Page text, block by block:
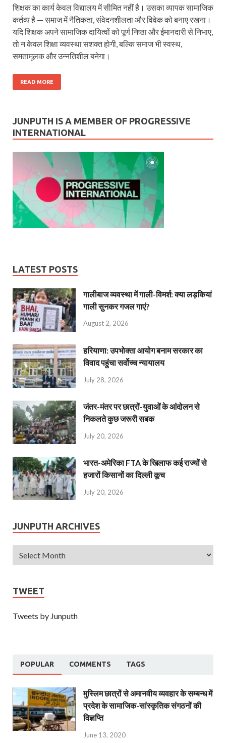
शिक्षक का कार्य केवल विद्यालय में सीमित नहीं है। उसका व्यापक सामाजिक
कर्तव्य है — समाज में नैतिकता, संवेदनशीलता और विवेक को बनाए रखना।
यदि शिक्षक अपने सामाजिक दायित्वों को पूर्ण निष्ठा और ईमानदारी से निभाए,
तो न केवल शिक्षा व्यवस्था सशक्त होगी, बल्कि समाज भी स्वस्थ,
समतामूलक और उन्नतिशील बनेगा।
READ MORE
JUNPUTH IS A MEMBER OF PROGRESSIVE
INTERNATIONAL
LATEST POSTS
गालीबाज व्‍यवस्‍था में गाली-विमर्श: क्या लड़कियां
गाली सुनकर गजल गाएं?
August 2, 2026
हरियाणा: उपभोक्ता आयोग बनाम सरकार का
विवाद पहुंचा सर्वोच्च न्यायालय
July 28, 2026
जंतर-मंतर पर छात्रों-युवाओं के आंदोलन से
निकलते कुछ जरूरी सबक
July 20, 2026
भारत-अमेरिका FTA के खिलाफ कई राज्यों से
हजारों किसानों का दिल्ली कूच
July 20, 2026
JUNPUTH ARCHIVES
TWEET
Tweets by Junputh
POPULAR COMMENTS TAGS
मुस्लिम छात्रों से अमानवीय व्यवहार के सम्बन्ध में
प्रदेश के सामाजिक-सांस्कृतिक संगठनों की
विज्ञप्ति
June 13, 2020